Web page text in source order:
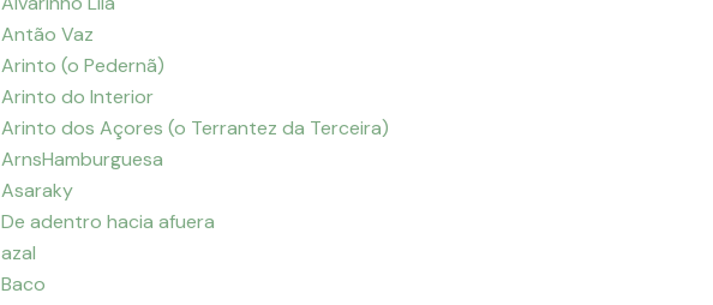
Antão Vaz
Arinto (o Pedernã)
Arinto do Interior
Arinto dos Açores (o Terrantez da Terceira)
ArnsHamburguesa
Asaraky
De adentro hacia afuera
azal
Baco